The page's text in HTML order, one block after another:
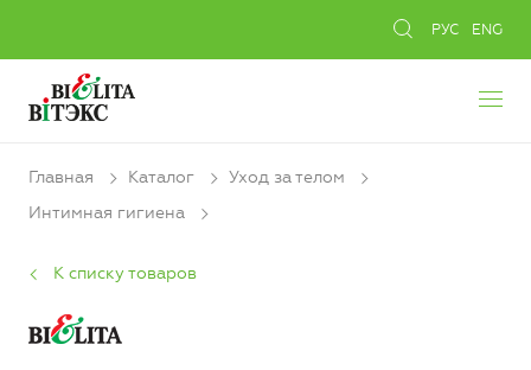
РУС ENG
Главная Каталог
Уход за телом
Интимная гигиена
К списку товаров